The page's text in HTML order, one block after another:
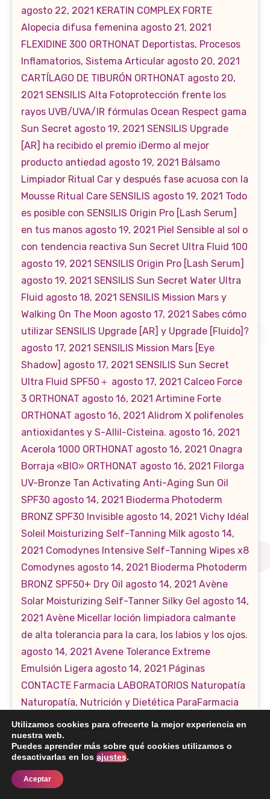
Utilizamos cookies para ofrecerte la mejor experiencia en
nuestra web.
Puedes aprender más sobre qué cookies utilizamos o
desactivarlas en los ajustes.
Aceptar